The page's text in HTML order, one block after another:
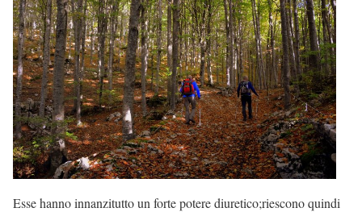
Esse hanno innanzitutto un forte potere diuretico;riescono quindi